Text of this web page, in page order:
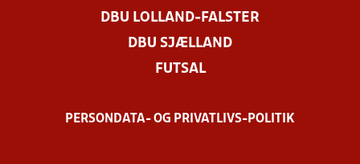
DBU LOLLAND-FALSTER
DBU SJÆLLAND
FUTSAL
PERSONDATA- OG PRIVATLIVS-POLITIK